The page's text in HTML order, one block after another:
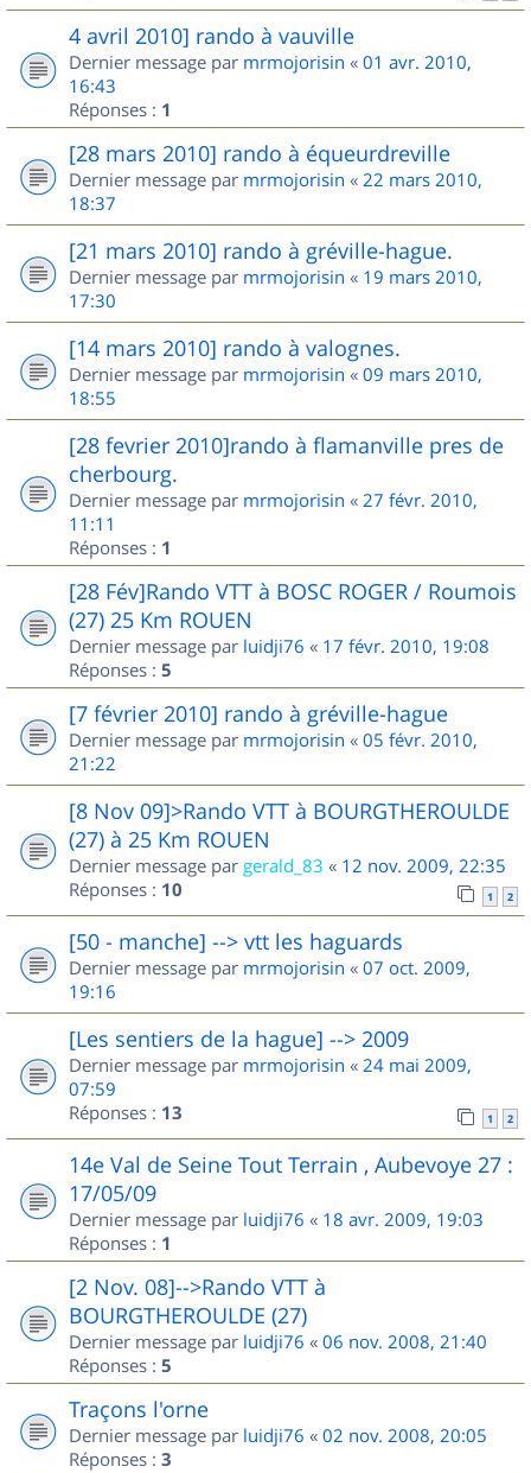
4 avril 2010] rando à vauville
Dernier message par mrmojorisin « 01 avr. 2010,
16:43
Réponses : 1
[28 mars 2010] rando à équeurdreville
Dernier message par mrmojorisin « 22 mars 2010,
18:37
[21 mars 2010] rando à gréville-hague.
Dernier message par mrmojorisin « 19 mars 2010,
17:30
[14 mars 2010] rando à valognes.
Dernier message par mrmojorisin « 09 mars 2010,
18:55
[28 fevrier 2010]rando à flamanville pres de
cherbourg.
Dernier message par mrmojorisin « 27 févr. 2010,
11:11
Réponses : 1
[28 Fév]Rando VTT à BOSC ROGER / Roumois
(27) 25 Km ROUEN
Dernier message par luidji76 « 17 févr. 2010, 19:08
Réponses : 5
[7 février 2010] rando à gréville-hague
Dernier message par mrmojorisin « 05 févr. 2010,
21:22
[8 Nov 09]>Rando VTT à BOURGTHEROULDE
(27) à 25 Km ROUEN
Dernier message par gerald_83 « 12 nov. 2009, 22:35
Réponses : 10 1 2
[50 - manche] --> vtt les haguards
Dernier message par mrmojorisin « 07 oct. 2009,
19:16
[Les sentiers de la hague] --> 2009
Dernier message par mrmojorisin « 24 mai 2009,
07:59
Réponses : 13 1 2
14e Val de Seine Tout Terrain , Aubevoye 27 :
17/05/09
Dernier message par luidji76 « 18 avr. 2009, 19:03
Réponses : 1
[2 Nov. 08]-->Rando VTT à
BOURGTHEROULDE (27)
Dernier message par luidji76 « 06 nov. 2008, 21:40
Réponses : 5
Traçons l'orne
Dernier message par luidji76 « 02 nov. 2008, 20:05
Réponses : 3